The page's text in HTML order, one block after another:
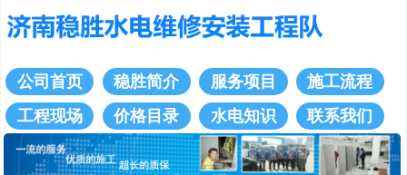
公司首页 稳胜简介 服务项目
施工流程
工程现场
价格目录 水电知识 联系我们